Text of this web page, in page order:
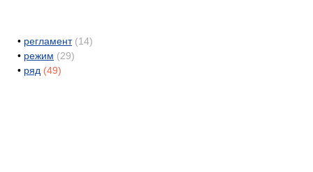
• регламент (14)
• режим (29)
• ряд (49)